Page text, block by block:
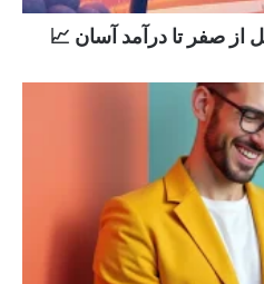
از صفر تا درآمد آسان 📈